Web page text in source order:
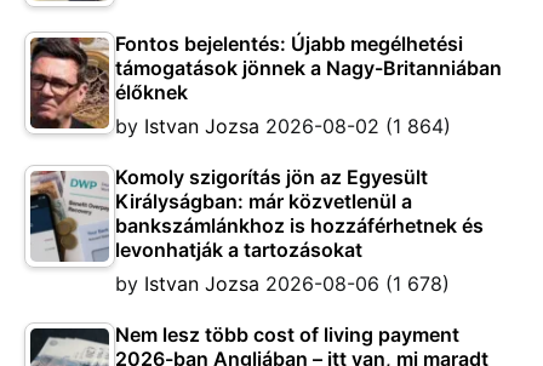
Fontos bejelentés: Újabb megélhetési
támogatások jönnek a Nagy-Britanniában
élőknek
by Istvan Jozsa 2026-08-02 (1 864)
Komoly szigorítás jön az Egyesült
Királyságban: már közvetlenül a
bankszámlánkhoz is hozzáférhetnek és
levonhatják a tartozásokat
by Istvan Jozsa 2026-08-06 (1 678)
Nem lesz több cost of living payment
2026-ban Angliában – itt van, mi maradt